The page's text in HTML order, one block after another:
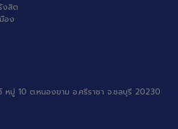
งสิต
อง
มู่ 10 ต.หนองขาม อ.ศรีราชา จ.ชลบุรี 20230